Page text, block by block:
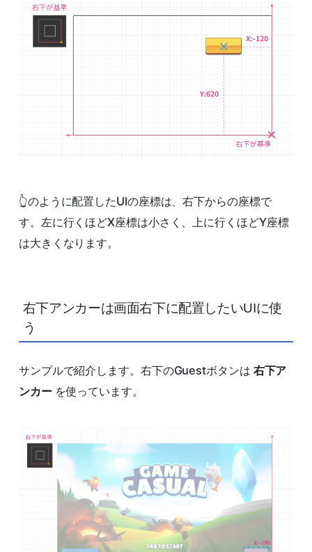
👆のように配置したUIの座標は、右下からの座標で
す。左に行くほどX座標は小さく、上に行くほどY座標
は大きくなります。
右下アンカーは画面右下に配置したいUIに使
う
サンプルで紹介します。右下のGuestボタンは 右下ア
ンカーを使っています。